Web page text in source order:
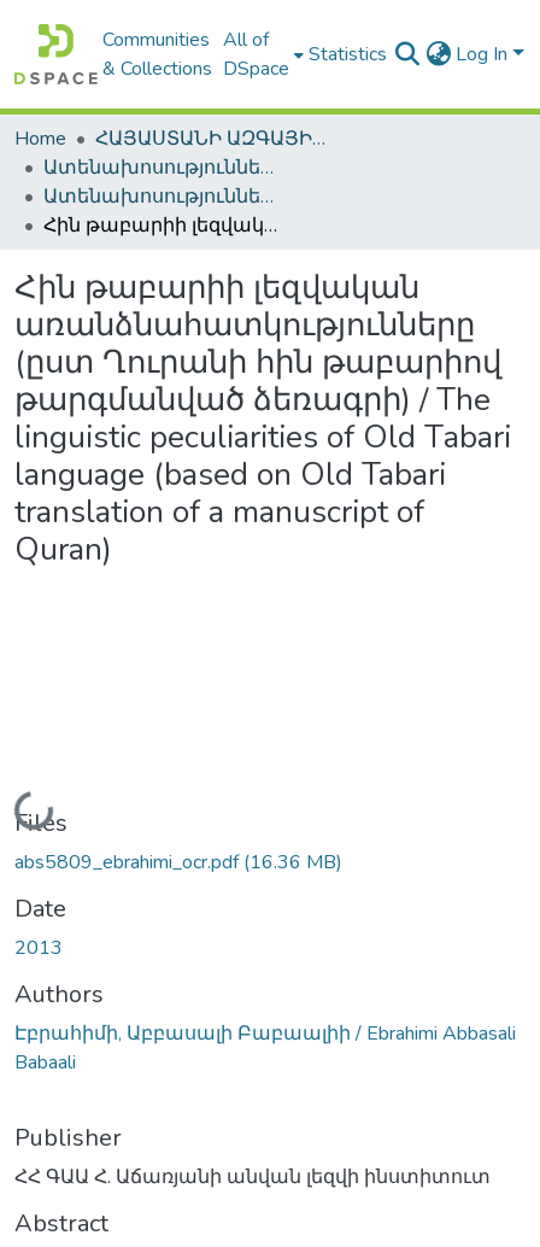
Communities
& Collections
All of
DSpace
Statistics Log In
Home
ՀԱՅԱՍՏԱՆԻ ԱԶԳԱՅԻՆ ԳՐԱԴԱՐԱՆԻ ԹՎԱՅԻՆ ՊԱՀՈՑ / DIGITAL REPOSITORY OF NLA
Ատենախոսություններ և սեղմագրեր / Theses & Abstracts
Ատենախոսություններ և սեղմագրեր / Theses & Abstracts
Հին թաբարիի լեզվական առանձնահատկությունները (ըստ Ղուրանի հին թաբարիով թարգմանված ձեռագրի) / Тhe linguistic peculiarities of Оld Тabari language (based on Old Tabari translation of a manuscript of Quran)
Հին թաբարիի լեզվական
առանձնահատկությունները
(ըստ Ղուրանի հին թաբարիով
թարգմանված ձեռագրի) / Тhe
linguistic peculiarities of Оld Тabari
language (based on Old Tabari
translation of a manuscript of
Quran)
Loading...
Files
abs5809_ebrahimi_ocr.pdf(16.36 MB)
Date
2013
Authors
Էբրահիմի, Աբբասալի Բաբաալիի / Ebrahimi Abbasali
Babaali
Publisher
ՀՀ ԳԱԱ Հ. Աճառյանի անվան լեզվի ինստիտուտ
Abstract